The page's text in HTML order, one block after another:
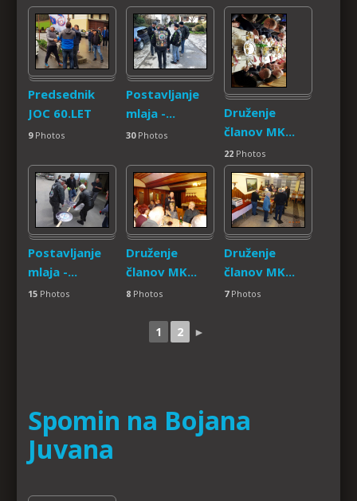
Predsednik
JOC 60.LET
9Photos
Postavljanje
mlaja -...
30Photos
Druženje
članov MK...
22 Photos
Postavljanje
mlaja -...
15 Photos
Druženje
članov MK...
8 Photos
Druženje
članov MK...
7Photos
1 2 ►
Spomin na Bojana
Juvana